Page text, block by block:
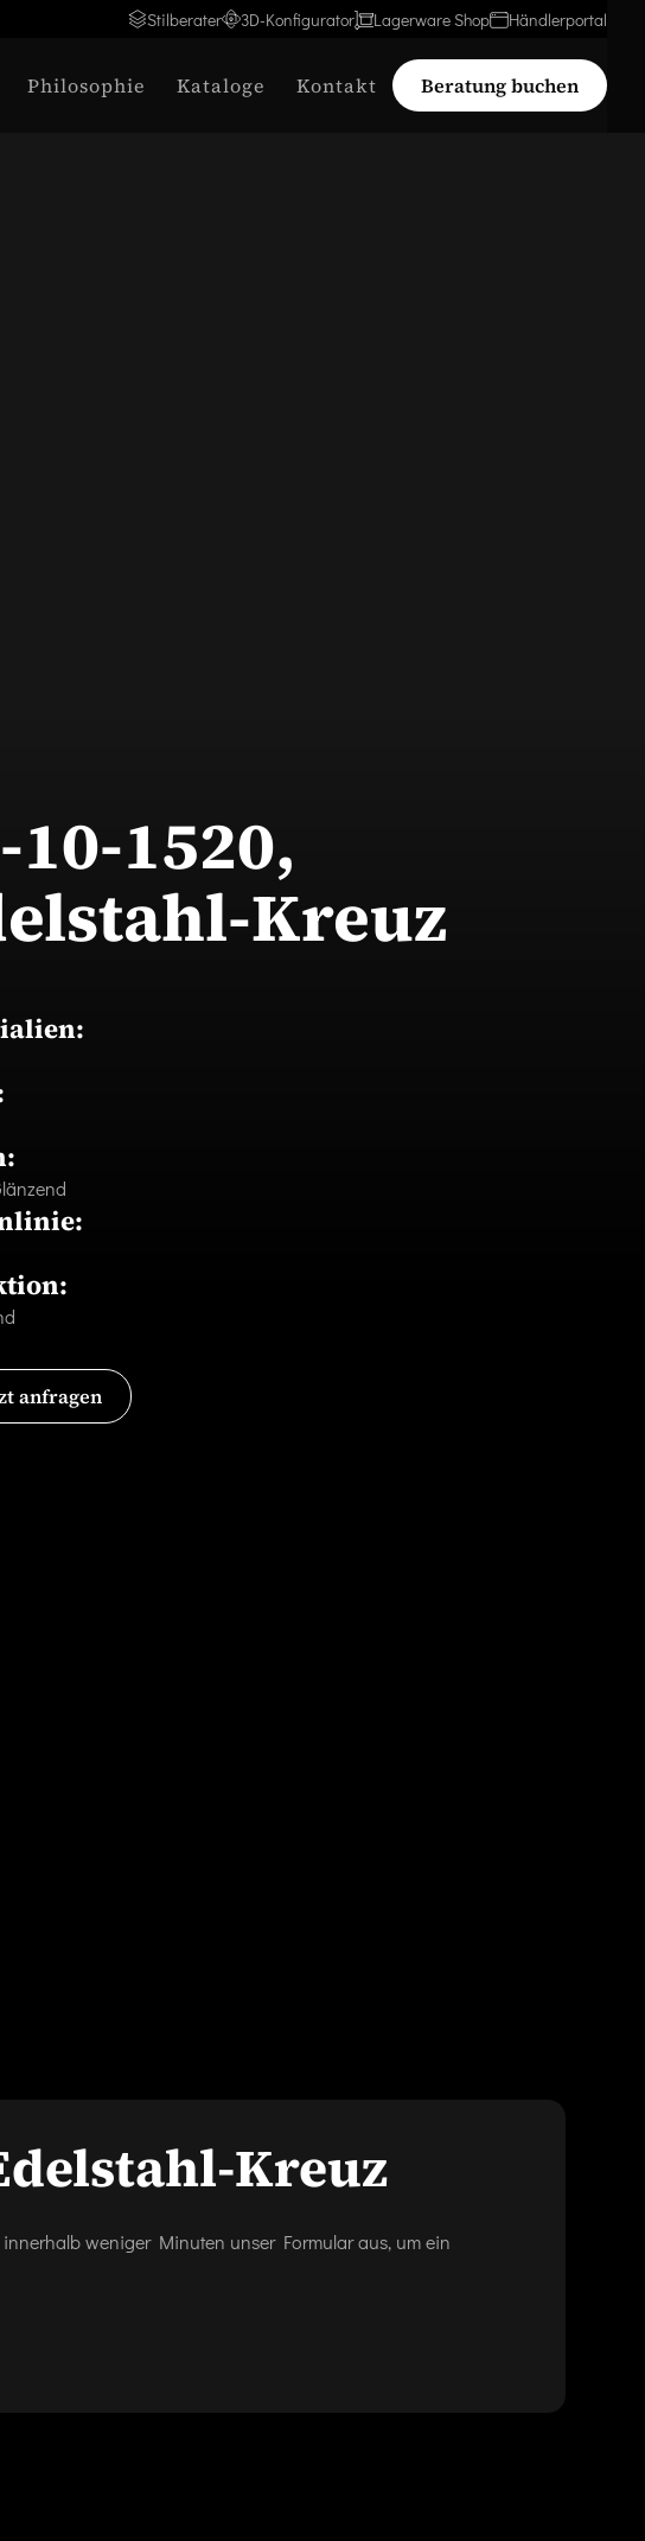
Stilberater 3D-Konfigurator Lagerware Shop Händlerportal
Philosophie Kataloge Kontakt Beratung buchen
10-1520,
Kreuz
anfragen
Kreuz
weniger Minuten unser Formular aus, um ein